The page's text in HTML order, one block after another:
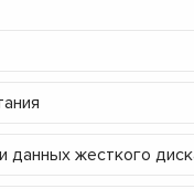
данных жесткого